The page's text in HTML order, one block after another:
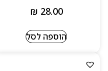
₪ 28.00
הוספה לסל